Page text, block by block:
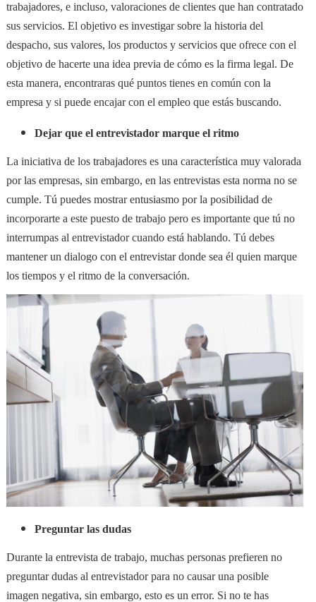
trabajadores, e incluso, valoraciones de clientes que han contratado
sus servicios. El objetivo es investigar sobre la historia del
despacho, sus valores, los productos y servicios que ofrece con el
objetivo de hacerte una idea previa de cómo es la firma legal. De
esta manera, encontraras qué puntos tienes en común con la
empresa y si puede encajar con el empleo que estás buscando.
Dejar que el entrevistador marque el ritmo
La iniciativa de los trabajadores es una característica muy valorada
por las empresas, sin embargo, en las entrevistas esta norma no se
cumple. Tú puedes mostrar entusiasmo por la posibilidad de
incorporarte a este puesto de trabajo pero es importante que tú no
interrumpas al entrevistador cuando está hablando. Tú debes
mantener un dialogo con el entrevistar donde sea él quien marque
los tiempos y el ritmo de la conversación.
Preguntar las dudas
Durante la entrevista de trabajo, muchas personas prefieren no
preguntar dudas al entrevistador para no causar una posible
imagen negativa, sin embargo, esto es un error. Si no te has